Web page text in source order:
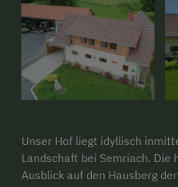
Unser Hof liegt idyllisch
Landschaft bei Semriach. Die
Ausblick auf den Hausberg